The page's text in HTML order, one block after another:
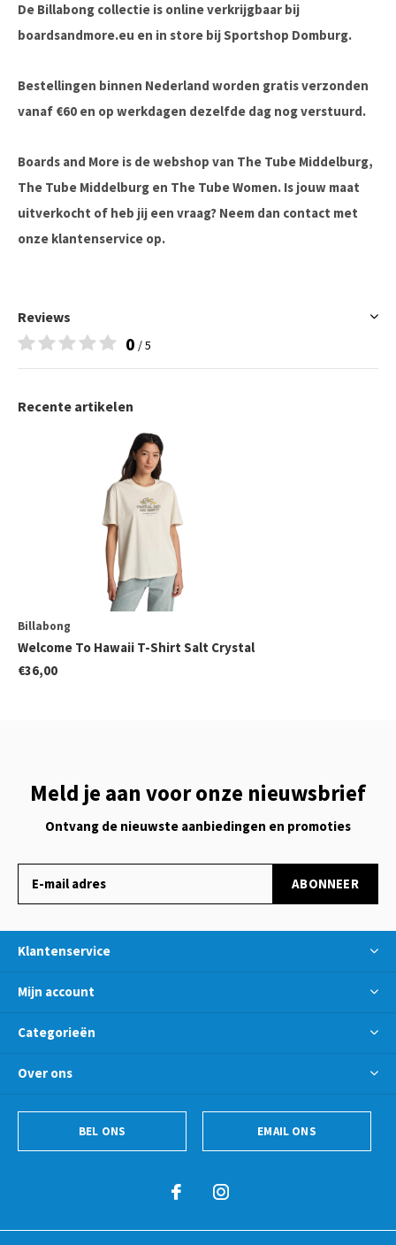
De Billabong collectie is online verkrijgbaar bij
boardsandmore.eu en in store bij Sportshop Domburg.
Bestellingen binnen Nederland worden gratis verzonden
vanaf €60 en op werkdagen dezelfde dag nog verstuurd.
Boards and More is de webshop van The Tube Middelburg,
The Tube Middelburg en The Tube Women. Is jouw maat
uitverkocht of heb jij een vraag? Neem dan contact met
onze klantenservice op.
Reviews
0 / 5
Recente artikelen
Billabong
Welcome To Hawaii T-Shirt Salt Crystal
€36,00
Meld je aan voor onze nieuwsbrief
Ontvang de nieuwste aanbiedingen en promoties
ABONNEER
Klantenservice
Mijn account
Categorieën
Over ons
BEL ONS EMAIL ONS